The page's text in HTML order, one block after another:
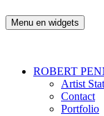
naar
Robert Pennekamp
Menu en widgets
ROBERT
Artist
Contact
Portfolio